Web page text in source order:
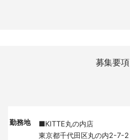
募集要項
勤務地
■KITTE丸の内店
東京都千代田区丸の内2-7-2